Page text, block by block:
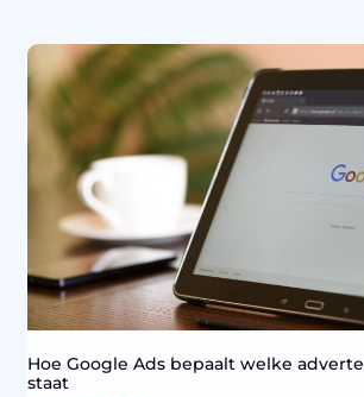
Hoe Google Ads bepaalt welke
staat